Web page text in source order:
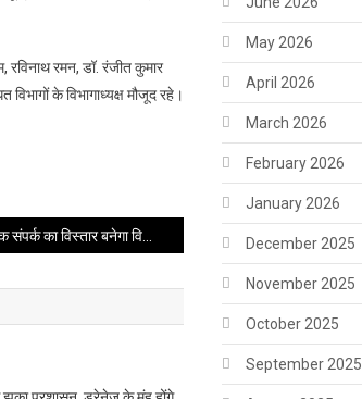
रमन, डॉ. रंजीत कुमार
के विभागाध्यक्ष मौजूद रहे।
May 2026
April 2026
March 2026
February 2026
January 2026
December 2025
November 2025
October 2025
September 2025